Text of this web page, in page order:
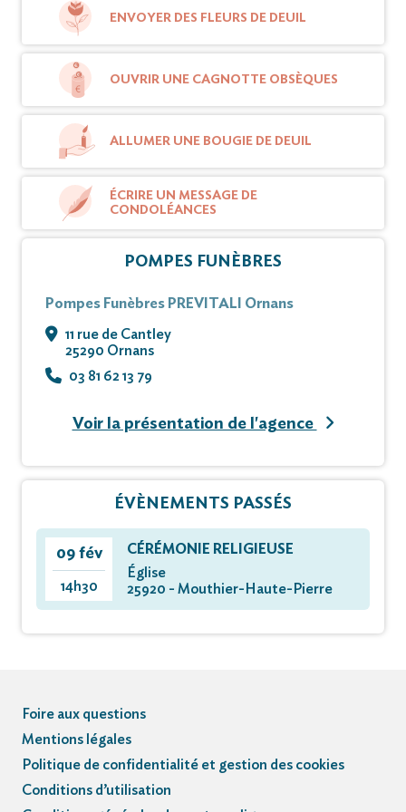
La famille tient à remercier le Docteur GROSJEAN,
l’hôpital de jour d'Ornans, les infirmières Bénédicte
et Marie-Claude ainsi que l’hôpital de Pontarlier
pour leurs bons soins.
Cet avis tient lieu de faire-part et de
Vous pouvez déposer vos messages de
condoléances et témoignages sur ce site.
ENVOYER DES FLEURS DE DEUIL
OUVRIR UNE CAGNOTTE OBSÈQUES
ALLUMER UNE BOUGIE DE DEUIL
ÉCRIRE UN MESSAGE DE
CONDOLÉANCES
POMPES FUNÈBRES
Pompes Funèbres PREVITALI Ornans
11 rue de Cantley
25290 Ornans
03 81 62 13 79
Voir la présentation de l'agence
ÉVÈNEMENTS PASSÉS
09 fév
14h30
CÉRÉMONIE RELIGIEUSE
Église
25920 - Mouthier-Haute-Pierre
Foire aux questions
Mentions légales
Politique de confidentialité et gestion des cookies
Conditions d’utilisation